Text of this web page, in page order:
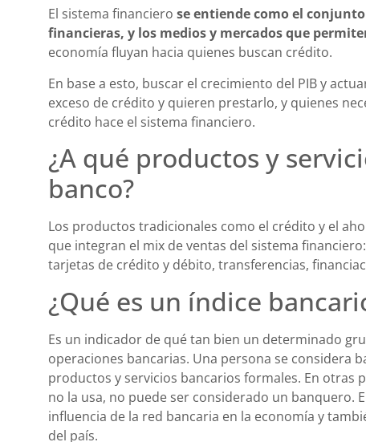
El sistema financiero se entiende como el
financieras, y los medios y mercados que
economía fluyan hacia quienes buscan crédito.
En base a esto, buscar el crecimiento del PIB y
exceso de crédito y quieren prestarlo, y quienes
crédito hace el sistema financiero.
¿A qué productos y
banco?
Los productos tradicionales como el crédito y el
que integran el mix de ventas del sistema
tarjetas de crédito y débito, transferencias,
¿Qué es un índice
Es un indicador de qué tan bien un determinado
operaciones bancarias. Una persona se considera
productos y servicios bancarios formales. En otras
no la usa, no puede ser considerado un banquero.
influencia de la red bancaria en la economía y
del país.